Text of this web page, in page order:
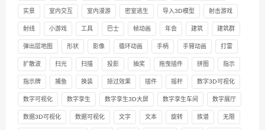
实景 室内交互 室内漫游 密室逃生 导入3D模型 射击游戏
射线 小游戏 工具 巴士 帧动画 年会 建筑 建筑群
弹出层地图 形状 影像 循环动画 手柄 手臂动画 打雷
扩散波 扫光 扫描 投影 抽奖 拖曳插件 拼图 指示
指示牌 捕鱼 换装 掠过效果 插件 摇杆 数字3D可视化
数字可视化 数字孪生 数字孪生3D大屏 数字孪生车间 数字展厅
数据3D可视化 数据可视化 文字 文本 旋转 族谱 无限